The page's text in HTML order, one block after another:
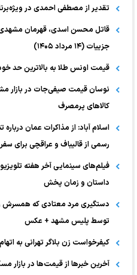
تقدیر از مصطفی احمدی در
قاتل محسن اسدی، قهرمان
جزییات (۱۴ مرداد ۱۴۰۵)
قیمت اونس طلا به بالاترین حد خود در ۷ هفته
نوسان قیمت صیفی‌جات در بازار
کالا‌های پرمصرف
اسلام آباد: از مذاکرات عمان
رسمی از قالیباف و عراقچی برای
داستان و زمان پخش
دستگیری مرد معتادی که همسرش
توسط پلیس مشهد + عکس
کیفرخواست زن بلاگر تهرانی به
آخرین خبر‌ها از قیمت‌ها در بازار